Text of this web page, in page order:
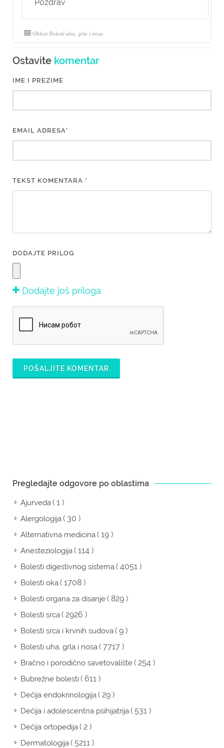
Pozdrav
Oblast Bolesti uha, grla i nosa
Ostavite komentar
IME I PREZIME
EMAIL ADRESA*
TEKST KOMENTARA *
DODAJTE PRILOG
Dodajte još priloga
POŠALJITE KOMENTAR
Pregledajte odgovore po oblastima
Ajurveda( 1 )
Alergologija( 30 )
Alternativna medicina( 19 )
Anesteziologija( 114 )
Bolesti digestivnog sistema( 4051 )
Bolesti oka( 1708 )
Bolesti organa za disanje( 829 )
Bolesti srca( 2926 )
Bolesti srca i krvnih sudova( 9 )
Bolesti uha, grla i nosa( 7717 )
Bračno i porodično savetovalište( 254 )
Bubrežne bolesti( 611 )
Dečija endokrinologija( 29 )
Dečija i adolescentna psihijatrija( 531 )
Dečija ortopedija( 2 )
Dermatologija( 5211 )